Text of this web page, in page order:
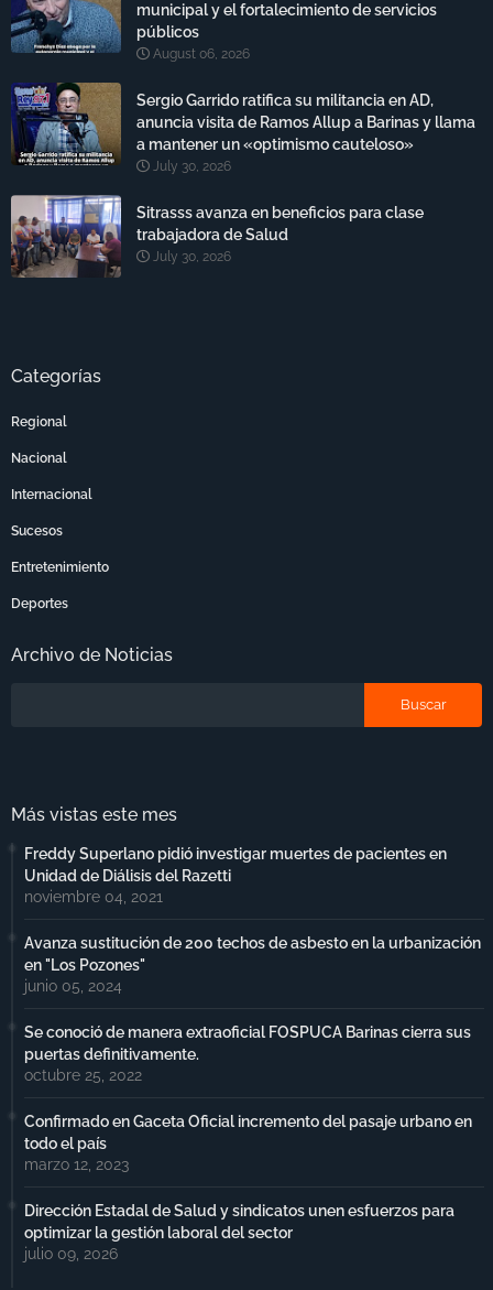
municipal y el fortalecimiento de servicios
públicos
August 06, 2026
Sergio Garrido ratifica su militancia en AD,
anuncia visita de Ramos Allup a Barinas y llama
a mantener un «optimismo cauteloso»
July 30, 2026
Sitrasss avanza en beneficios para clase
trabajadora de Salud
July 30, 2026
Categorías
Regional
Nacional
Internacional
Sucesos
Entretenimiento
Deportes
Archivo de Noticias
Más vistas este mes
Freddy Superlano pidió investigar muertes de pacientes en
Unidad de Diálisis del Razetti
noviembre 04, 2021
Avanza sustitución de 200 techos de asbesto en la urbanización
en "Los Pozones"
junio 05, 2024
Se conoció de manera extraoficial FOSPUCA Barinas cierra sus
puertas definitivamente.
octubre 25, 2022
Confirmado en Gaceta Oficial incremento del pasaje urbano en
todo el país
marzo 12, 2023
Dirección Estadal de Salud y sindicatos unen esfuerzos para
optimizar la gestión laboral del sector
julio 09, 2026